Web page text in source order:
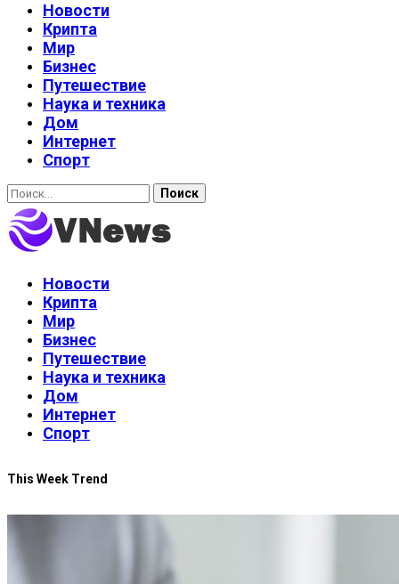
Новости
Крипта
Мир
Бизнес
Путешествие
Наука и техника
Дом
Интернет
Спорт
Найти:
Новости
Крипта
Мир
Бизнес
Путешествие
Наука и техника
Дом
Интернет
Спорт
This Week Trend